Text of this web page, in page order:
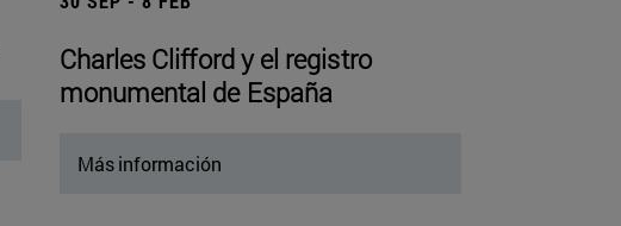
Charles Clifford y el registro
monumental de España
Más información